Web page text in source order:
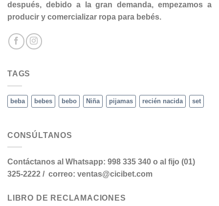
después, debido a la gran demanda, empezamos a
producir y comercializar ropa para bebés.
TAGS
beba bebes bebo Niña pijamas recién nacida set
CONSÚLTANOS
Contáctanos al Whatsapp: 998 335 340 o al fijo (01)
325-2222 / correo: ventas@cicibet.com
LIBRO DE RECLAMACIONES